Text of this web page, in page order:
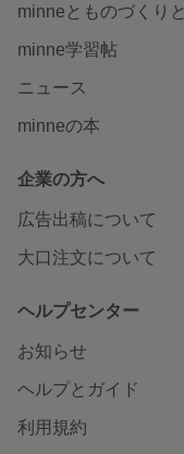
minneとものづくりと
minne学習帖
ニュース
minneの本
企業の方へ
広告出稿について
大口注文について
ヘルプセンター
お知らせ
ヘルプとガイド
利用規約